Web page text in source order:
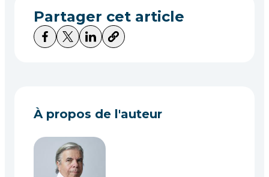
Partager cet article
À propos de l'auteur